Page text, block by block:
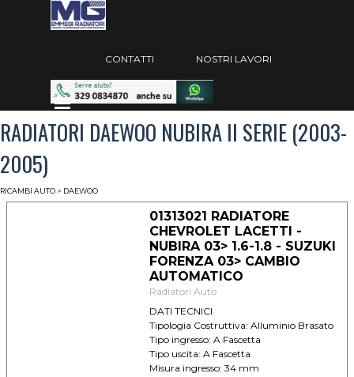
Vai ai contenuti
Salta menù
CONTATTI NOSTRI LAVORI
Salta menù
RADIATORI DAEWOO NUBIRA II SERIE (2003-
2005)
RICAMBI AUTO > DAEWOO
01313021 RADIATORE
CHEVROLET LACETTI -
NUBIRA 03> 1.6-1.8 - SUZUKI
FORENZA 03> CAMBIO
AUTOMATICO
Radiatori Auto
DATI TECNICI
Tipologia Costruttiva: Alluminio Brasato
Tipo ingresso: A Fascetta
Tipo uscita: A Fascetta
Misura ingresso: 34 mm